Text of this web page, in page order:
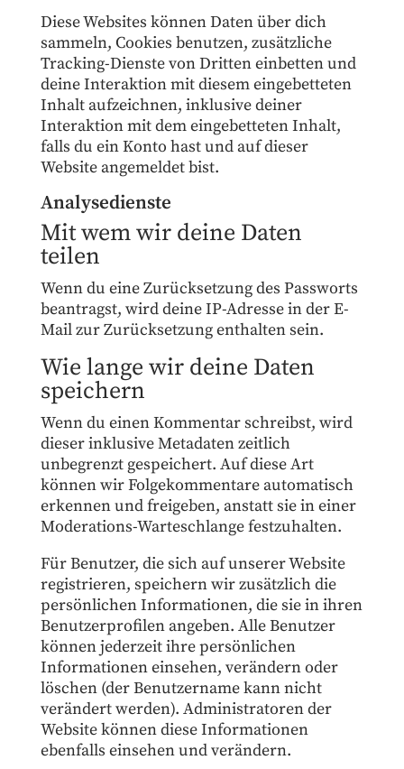
Diese Websites können Daten über dich
sammeln, Cookies benutzen, zusätzliche
Tracking-Dienste von Dritten einbetten und
deine Interaktion mit diesem eingebetteten
Inhalt aufzeichnen, inklusive deiner
Interaktion mit dem eingebetteten Inhalt,
falls du ein Konto hast und auf dieser
Website angemeldet bist.
Analysedienste
Mit wem wir deine Daten
teilen
Wenn du eine Zurücksetzung des Passworts
beantragst, wird deine IP-Adresse in der E-
Mail zur Zurücksetzung enthalten sein.
Wie lange wir deine Daten
speichern
Wenn du einen Kommentar schreibst, wird
dieser inklusive Metadaten zeitlich
unbegrenzt gespeichert. Auf diese Art
können wir Folgekommentare automatisch
erkennen und freigeben, anstatt sie in einer
Moderations-Warteschlange festzuhalten.
Für Benutzer, die sich auf unserer Website
registrieren, speichern wir zusätzlich die
persönlichen Informationen, die sie in ihren
Benutzerprofilen angeben. Alle Benutzer
können jederzeit ihre persönlichen
Informationen einsehen, verändern oder
löschen (der Benutzername kann nicht
verändert werden). Administratoren der
Website können diese Informationen
ebenfalls einsehen und verändern.